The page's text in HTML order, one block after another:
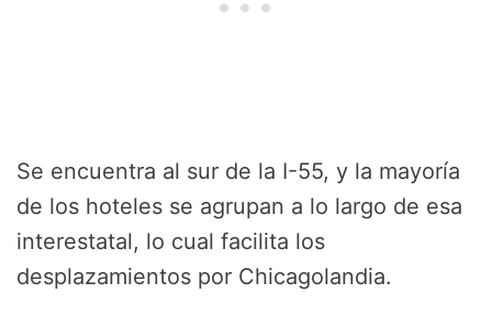
Se encuentra al sur de la I-55, y la mayoría
de los hoteles se agrupan a lo largo de esa
interestatal, lo cual facilita los
desplazamientos por Chicagolandia.